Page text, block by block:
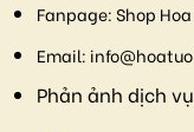
Fanpage:Shop
Email:
Phản ảnh dịch